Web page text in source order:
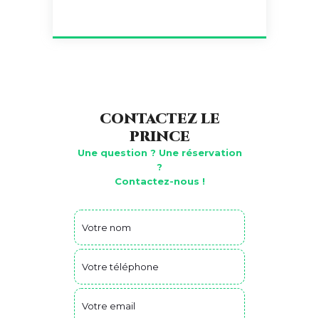
CONTACTEZ LE
PRINCE
Une question ? Une réservation
?
Contactez-nous !